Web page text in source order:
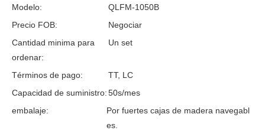
Modelo:
QLFM-1050B
Precio FOB:
Negociar
Cantidad minima para
ordenar:
Un set
Términos de pago:
TT, LC
Capacidad de suministro:50s/mes
embalaje:
Por fuertes cajas de madera navegabl
es.